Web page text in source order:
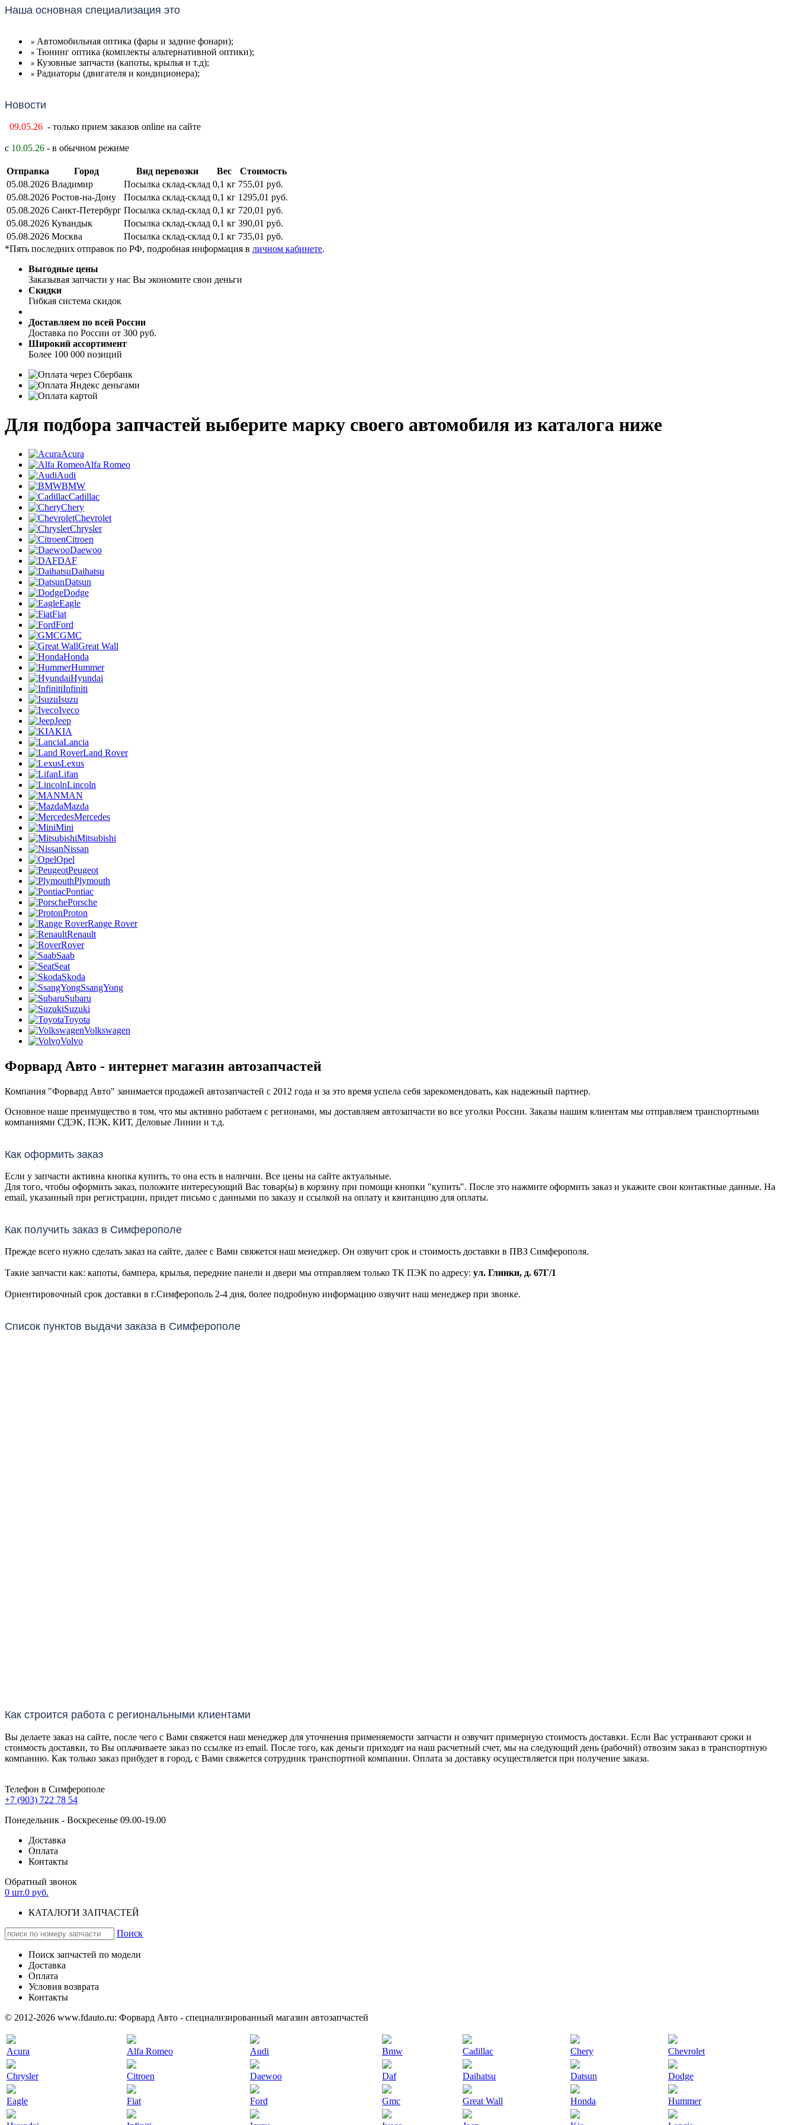
Наша основная специализация это
» Автомобильная оптика (фары и задние фонари);
» Тюнинг оптика (комплекты альтернативной оптики);
» Кузовные запчасти (капоты, крылья и т.д);
» Радиаторы (двигателя и кондиционера);
Новости
09.05.26 - только прием заказов online на сайте
с 10.05.26 - в обычном режиме
Отправка Город Вид перевозки Вес
Стоимость
05.08.2026 Владимир Посылка склад-склад 0,1 кг 755,01 руб.
05.08.2026 Ростов-на-Дону Посылка склад-склад 0,1 кг 1295,01 руб.
05.08.2026 Санкт-Петербург Посылка склад-склад 0,1 кг 720,01 руб.
05.08.2026 Кувандык Посылка склад-склад 0,1 кг 390,01 руб.
05.08.2026 Москва Посылка склад-склад 0,1 кг 735,01 руб.
*Пять последних отправок по РФ, подробная информация в личном кабинете.
Выгодные цены
Заказывая запчасти у нас Вы экономите свои деньги
Скидки
Гибкая система скидок
Доставляем по всей России
Доставка по России от 300 руб.
Широкий ассортимент
Более 100 000 позиций
Для подбора запчастей выберите марку своего автомобиля из каталога ниже
Acura
Alfa Romeo
Audi
BMW
Cadillac
Chery
Chevrolet
Chrysler
Citroen
Daewoo
DAF
Daihatsu
Datsun
Dodge
Eagle
Fiat
Ford
GMC
Great Wall
Honda
Hummer
Hyundai
Infiniti
Isuzu
Iveco
Jeep
KIA
Lancia
Land Rover
Lexus
Lifan
Lincoln
MAN
Mazda
Mercedes
Mini
Mitsubishi
Nissan
Opel
Peugeot
Plymouth
Pontiac
Porsche
Proton
Range Rover
Renault
Rover
Saab
Seat
Skoda
SsangYong
Subaru
Suzuki
Toyota
Volkswagen
Volvo
Форвард Авто - интернет магазин автозапчастей
Компания "Форвард Авто" занимается продажей автозапчастей с 2012 года и за это время успела себя зарекомендовать, как надежный партнер.
Основное наше преимущество в том, что мы активно работаем с регионами, мы доставляем автозапчасти во все уголки России. Заказы нашим клиентам мы отправляем транспортными
компаниями СДЭК, ПЭК, КИТ, Деловые Линии и т.д.
Как оформить заказ
Если у запчасти активна кнопка купить, то она есть в наличии. Все цены на сайте актуальные.
Для того, чтобы оформить заказ, положите интересующий Вас товар(ы) в корзину при помощи кнопки "купить". После это нажмите оформить заказ и укажите свои контактные данные. На
email, указанный при регистрации, придет письмо с данными по заказу и ссылкой на оплату и квитанцию для оплаты.
Как получить заказ в Симферополе
Прежде всего нужно сделать заказ на сайте, далее с Вами свяжется наш менеджер. Он озвучит срок и стоимость доставки в ПВЗ Симферополя.
Такие запчасти как: капоты, бампера, крылья, передние панели и двери мы отправляем только ТК ПЭК по адресу: ул. Глинки, д. 67Г/1
Ориентировочный срок доставки в г.Симферополь 2-4 дня, более подробную информацию озвучит наш менеджер при звонке.
Список пунктов выдачи заказа в Симферополе
Как строится работа с региональными клиентами
Вы делаете заказ на сайте, после чего с Вами свяжется наш менеджер для уточнения применяемости запчасти и озвучит примерную стоимость доставки. Если Вас устраивают сроки и
стоимость доставки, то Вы оплачиваете заказ по ссылке из email. После того, как деньги приходят на наш расчетный счет, мы на следующий день (рабочий) отвозим заказ в транспортную
компанию. Как только заказ прибудет в город, с Вами свяжется сотрудник транспортной компании. Оплата за доставку осуществляется при получение заказа.
Телефон в Симферополе
+7 (903) 722 78 54
Понедельник - Воскресенье 09.00-19.00
Доставка
Оплата
Контакты
Обратный звонок
0 шт.0 руб.
КАТАЛОГИ ЗАПЧАСТЕЙ
Поиск
Поиск запчастей по модели
Доставка
Оплата
Условия возврата
Контакты
© 2012-2026 www.fdauto.ru: Форвард Авто - специализированный магазин автозапчастей
Acura Alfa Romeo Audi Bmw Cadillac Chery Chevrolet
Chrysler Citroen Daewoo Daf Daihatsu Datsun Dodge
Eagle Fiat Ford Gmc Great Wall Honda Hummer